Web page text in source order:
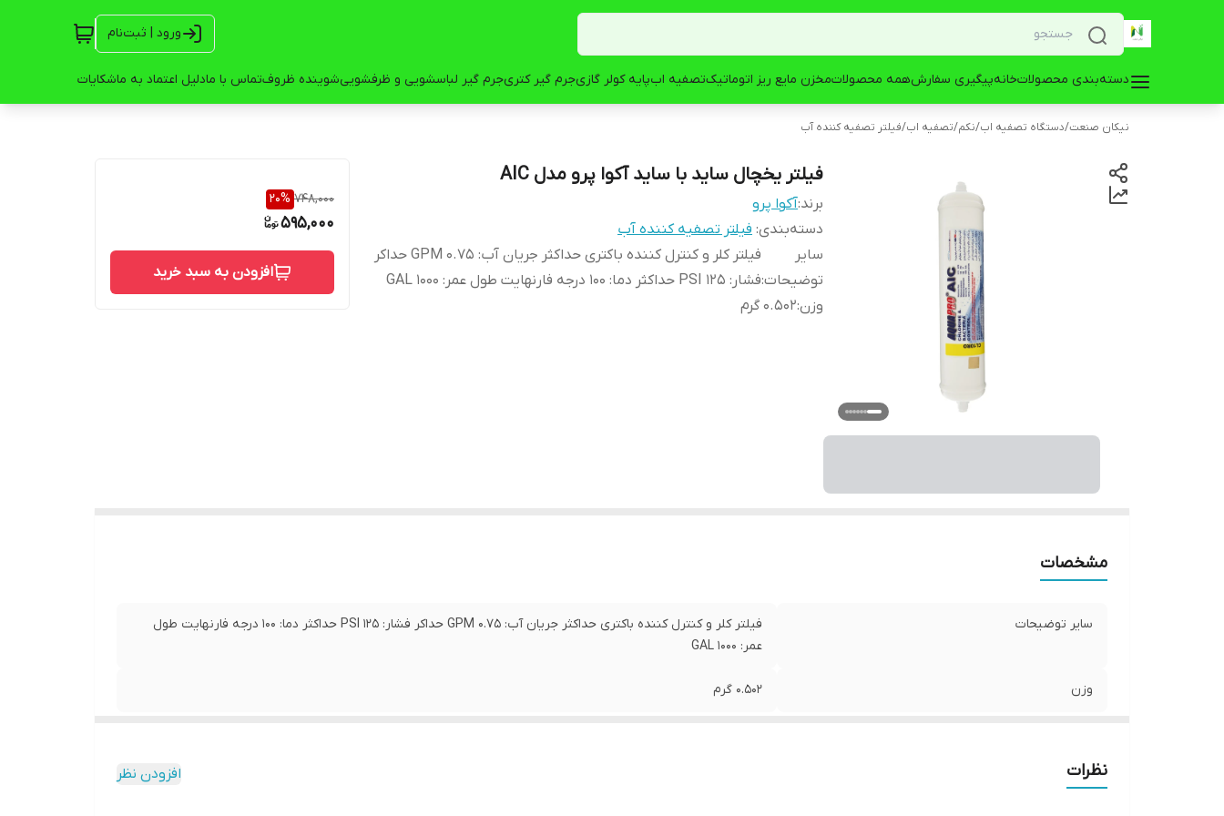
ورود | ثبت‌نام
دسته‌بندی محصولاتخانهپیگیری سفارشهمه محصولاتمخزن مایع ریز اتوماتیکتصفیه ابپایه کولر گازیجرم گیر کتریجرم گیر لباسشویی و ظرفشوییشوینده ظروفتماس با مادلیل اعتماد به ماشکایات
نیکان صنعت/دستگاه تصفیه اب/نکم/تصفیه اب/فیلتر تصفیه کننده آب
فیلتر یخچال ساید با ساید آکوا پرو مدل AIC
برند:آکوا پرو
دسته‌بندی: فیلتر تصفیه کننده آب
سایر
توضیحات:
فیلتر کلر و کنترل کننده باکتری حداکثر جریان آب: 0.75 GPM حداکر
فشار: 125 PSI حداکثر دما: 100 درجه فارنهایت طول عمر: 1000 GAL
وزن:0.502 گرم
748,000
20%
595,000
افزودن به سبد خرید
مشخصات
سایر توضیحات
فیلتر کلر و کنترل کننده باکتری حداکثر جریان آب: 0.75 GPM حداکر فشار: 125 PSI حداکثر دما: 100 درجه فارنهایت طول
عمر: 1000 GAL
وزن 0.502 گرم
نظرات افزودن نظر